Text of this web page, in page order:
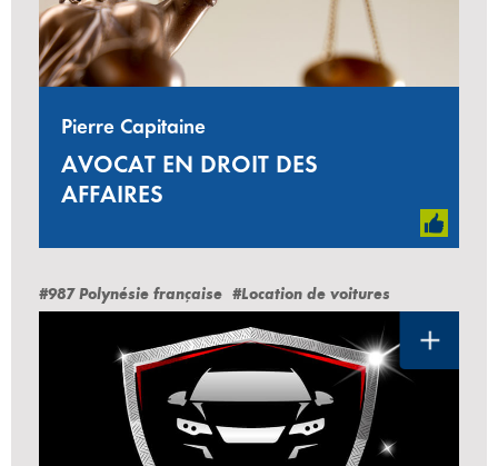
Pierre Capitaine
AVOCAT EN DROIT DES
AFFAIRES
#987 Polynésie française #Location de voitures